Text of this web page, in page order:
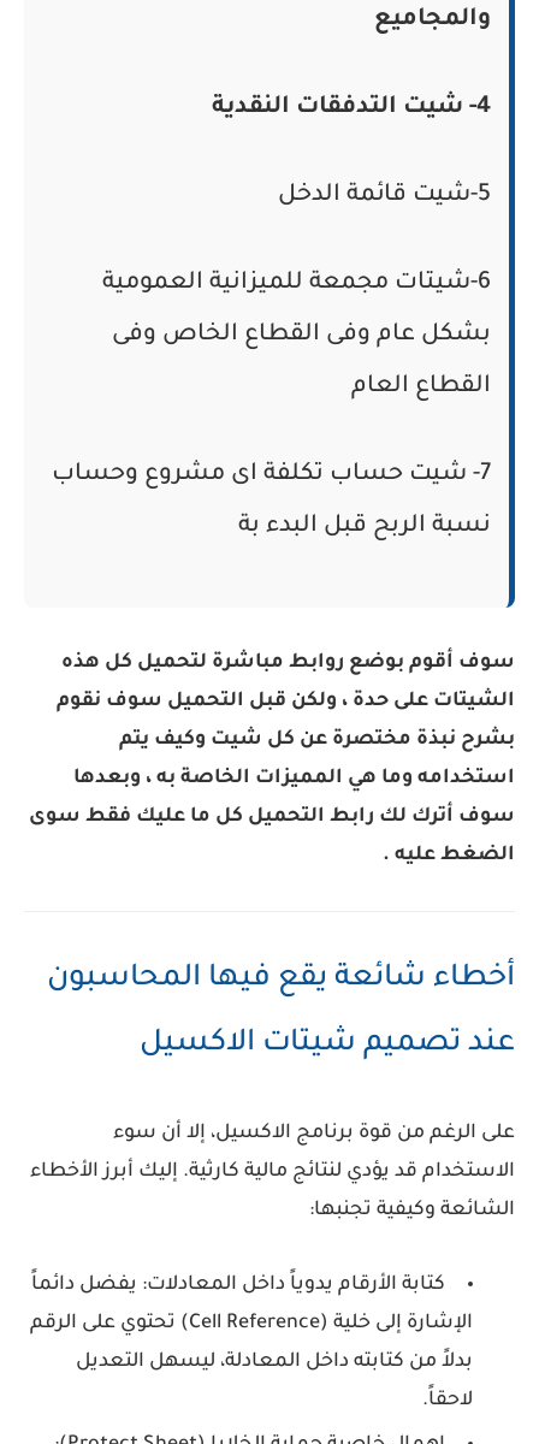
والمجاميع
4- شيت التدفقات النقدية
5-شيت قائمة الدخل
6-شيتات مجمعة للميزانية العمومية
بشكل عام وفى القطاع الخاص وفى
القطاع العام
7- شيت حساب تكلفة اى مشروع وحساب
نسبة الربح قبل البدء بة
سوف أقوم بوضع روابط مباشرة لتحميل كل هذه
الشيتات على حدة ، ولكن قبل التحميل سوف نقوم
بشرح نبذة مختصرة عن كل شيت وكيف يتم
استخدامه وما هي المميزات الخاصة به ، وبعدها
سوف أترك لك رابط التحميل كل ما عليك فقط سوى
الضغط عليه .
أخطاء شائعة يقع فيها المحاسبون
عند تصميم شيتات الاكسيل
على الرغم من قوة برنامج الاكسيل، إلا أن سوء
الاستخدام قد يؤدي لنتائج مالية كارثية. إليك أبرزالأخطاء
الشائعة وكيفية تجنبها:
كتابة الأرقام يدوياً داخل المعادلات: يفضل دائماً
الإشارة إلى خلية (Cell Reference) تحتوي على الرقم
بدلاً من كتابته داخل المعادلة، ليسهل التعديل
لاحقاً.